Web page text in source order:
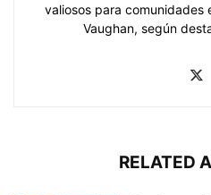
valiosos para comunidades
Vaughan, según
RELATED